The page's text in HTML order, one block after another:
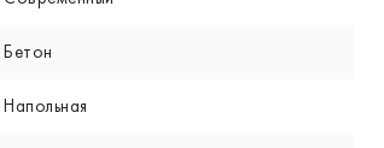
Бетон
Напольная